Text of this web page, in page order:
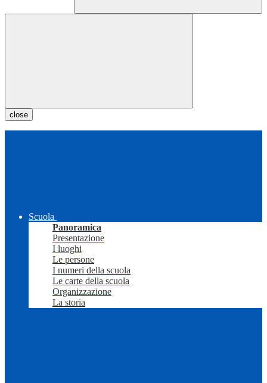
close
Scuola
Panoramica
Presentazione
I luoghi
Le persone
I numeri della scuola
Le carte della scuola
Organizzazione
La storia